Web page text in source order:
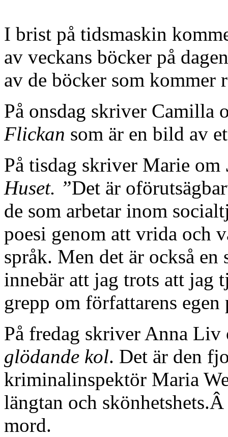
I brist på tidsmaskin
av veckans böcker på
av de böcker som kommer
På onsdag skriver Camilla
Flickan som är en bild av
På tisdag skriver Marie om
Huset. ”Det är
de som arbetar inom
poesi genom att vrida och
språk. Men det är också
innebär att jag trots att jag
grepp om författarens egen
På fredag skriver Anna
glödande kol. Det är den
kriminalinspektör Maria
längtan och
mord.